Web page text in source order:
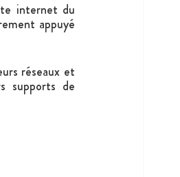
internet du
appuyé
réseaux et
supports de